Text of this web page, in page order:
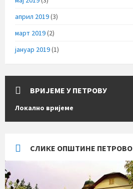
април 2019(3)
март 2019(2)
јануар 2019(1)
ВРИЈЕМЕ У ПЕТРОВУ
Локално вријеме
СЛИКЕ ОПШТИНЕ ПЕТРОВО